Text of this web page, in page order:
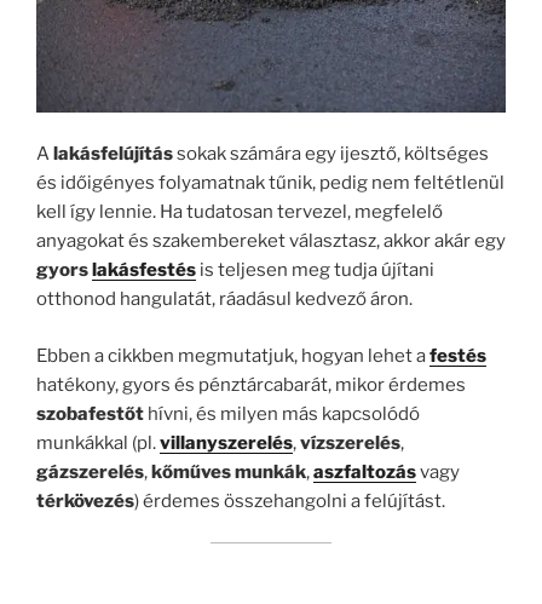
A lakásfelújítássokak számára egy ijesztő, költséges
és időigényes folyamatnak tűnik, pedig nem feltétlenül
kell így lennie. Ha tudatosan tervezel, megfelelő
anyagokat és szakembereket választasz, akkor akár egy
gyors lakásfestés is teljesen meg tudja újítani
otthonod hangulatát, ráadásul kedvező áron.
Ebben a cikkben megmutatjuk, hogyan lehet afestés
hatékony, gyors és pénztárcabarát, mikor érdemes
szobafestőt hívni, és milyen más kapcsolódó
munkákkal (pl.villanyszerelés,vízszerelés,
gázszerelés,kőműves munkák,aszfaltozásvagy
térkövezés) érdemes összehangolni a felújítást.